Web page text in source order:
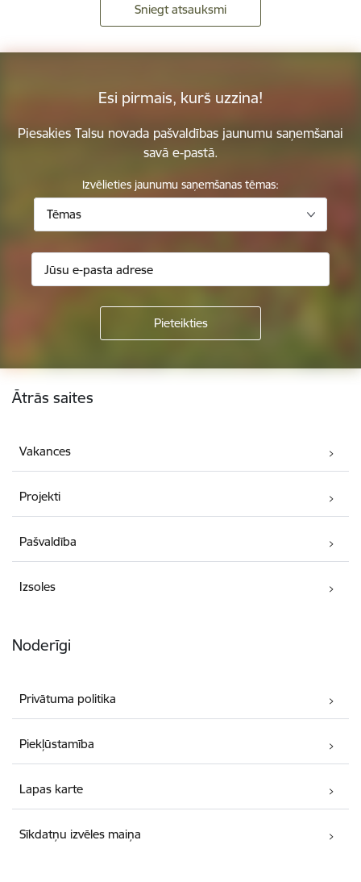
Sniegt atsauksmi
Esi pirmais, kurš uzzina!
Piesakies Talsu novada pašvaldības jaunumu saņemšanai
savā e-pastā.
Izvēlieties jaunumu saņemšanas tēmas:
Tēmas
Kājene
Ātrās saites
Vakances
Projekti
Pašvaldība
Izsoles
Noderīgi
Privātuma politika
Piekļūstamība
Lapas karte
Sīkdatņu izvēles maiņa